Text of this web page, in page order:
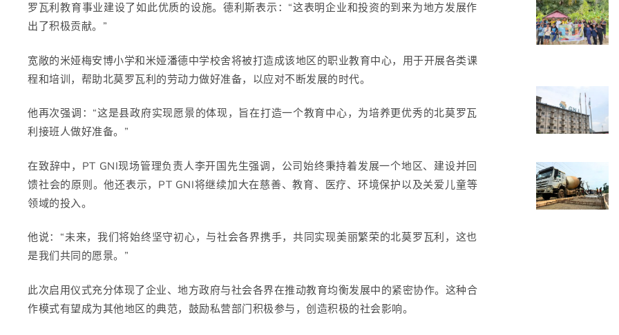
罗瓦利教育事业建设了如此优质的设施。德利斯表示：“这表明企业和投资的到来为地方发展作
出了积极贡献。”
宽敞的米娅梅安博小学和米娅潘德中学校舍将被打造成该地区的职业教育中心，用于开展各类课
程和培训，帮助北莫罗瓦利的劳动力做好准备，以应对不断发展的时代。
他再次强调：“这是县政府实现愿景的体现，旨在打造一个教育中心，为培养更优秀的北莫罗瓦
利接班人做好准备。”
在致辞中，PT GNI现场管理负责人李开国先生强调，公司始终秉持着发展一个地区、建设并回
馈社会的原则。他还表示，PT GNI将继续加大在慈善、教育、医疗、环境保护以及关爱儿童等
领域的投入。
他说：“未来，我们将始终坚守初心，与社会各界携手，共同实现美丽繁荣的北莫罗瓦利，这也
是我们共同的愿景。”
此次启用仪式充分体现了企业、地方政府与社会各界在推动教育均衡发展中的紧密协作。这种合
作模式有望成为其他地区的典范，鼓励私营部门积极参与，创造积极的社会影响。